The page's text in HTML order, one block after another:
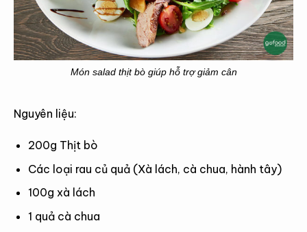
Món salad thịt bò giúp hỗ trợ giảm cân
Nguyên liệu:
200g Thịt bò
Các loại rau củ quả (Xà lách, cà chua, hành tây)
100g xà lách
1 quả cà chua